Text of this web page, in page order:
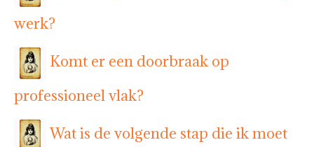
werk?
Komt er een doorbraak op
professioneel vlak?
Wat is de volgende stap die ik moet